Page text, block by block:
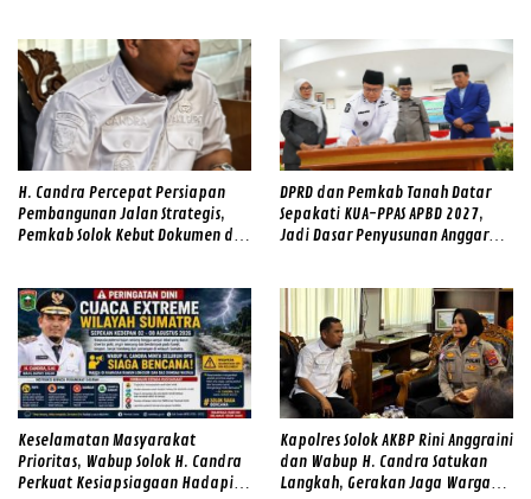
H. Candra Percepat Persiapan
Pembangunan Jalan Strategis,
Pemkab Solok Kebut Dokumen dan
DPRD dan Pemkab Tanah Datar
Sepakati KUA-PPAS APBD 2027,
Jadi Dasar Penyusunan Anggaran
Keselamatan Masyarakat
Prioritas, Wabup Solok H. Candra
Perkuat Kesiapsiagaan Hadapi
Kapolres Solok AKBP Rini Anggraini
dan Wabup H. Candra Satukan
Langkah, Gerakan Jaga Warga